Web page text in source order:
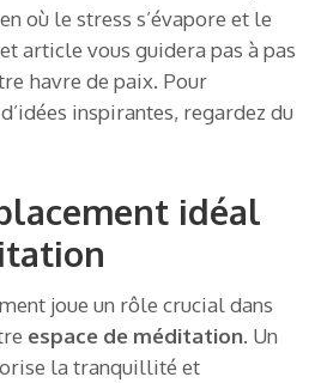
où le stress s’évapore et le
article vous guidera pas à pas
havre de paix. Pour
inspirantes, regardez du
idéal
joue un rôle crucial dans
espace de méditation. Un
la tranquillité et